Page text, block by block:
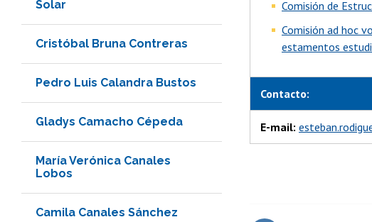
Solar
Cristóbal Bruna Contreras
Pedro Luis Calandra Bustos
Gladys Camacho Cépeda
María Verónica Canales
Lobos
Camila Canales Sánchez
Comisión de
Comisión ad hoc
estamentos
Contacto:
E-mail: